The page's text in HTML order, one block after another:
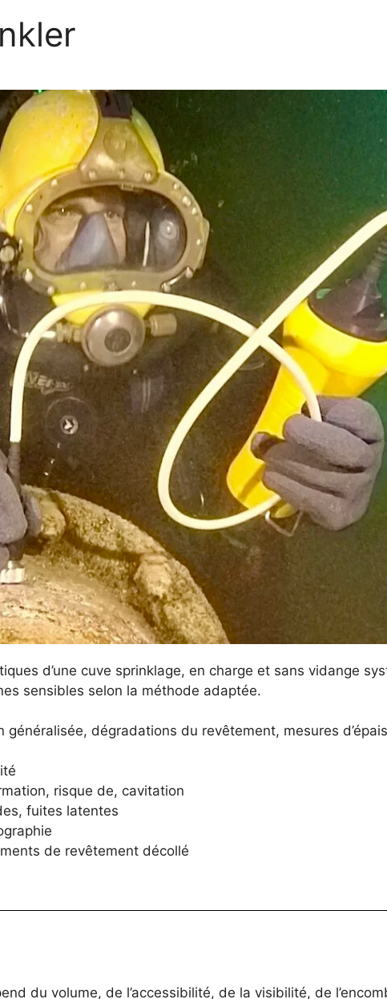
d’une cuve sprinklage, en charge et sans vidange
sensibles selon la méthode adaptée.
dégradations du revêtement, mesures
risque de, cavitation
fuites latentes
de revêtement décollé
du volume, de l’accessibilité, de la visibilité, de